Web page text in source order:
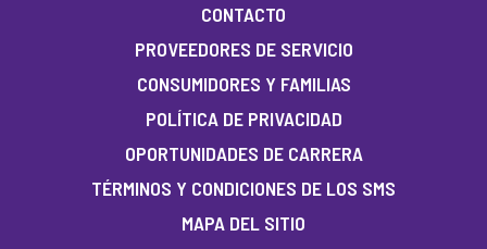
CONTACTO
PROVEEDORES DE SERVICIO
CONSUMIDORES Y FAMILIAS
POLÍTICA DE PRIVACIDAD
OPORTUNIDADES DE CARRERA
TÉRMINOS Y CONDICIONES DE LOS SMS
MAPA DEL SITIO